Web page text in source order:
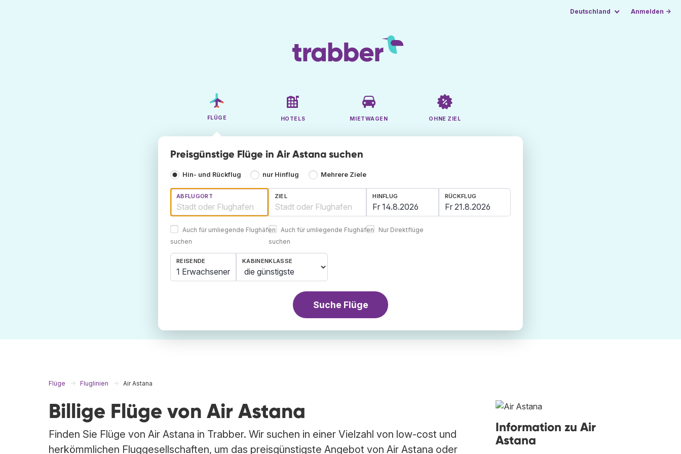
Deutschland Anmelden →
FLÜGE HOTELS MIETWAGEN OHNE ZIEL
Preisgünstige Flüge in Air Astana suchen
Hin- und Rückflug nur Hinflug Mehrere Ziele
ABFLUGORT
Auch für umliegende Flughäfen
suchen
ZIEL
Auch für umliegende Flughäfen
suchen
HINFLUG RÜCKFLUG
Nur Direktflüge
REISENDE
1 Erwachsener
KABINENKLASSE
Suche Flüge
Flüge Fluglinien Air Astana
Billige Flüge von Air Astana
Finden Sie Flüge von Air Astana in Trabber. Wir suchen in einer Vielzahl von low-cost und
herkömmlichen Fluggesellschaften, um das preisgünstigste Angebot von Air Astana oder
Information zu Air
Astana